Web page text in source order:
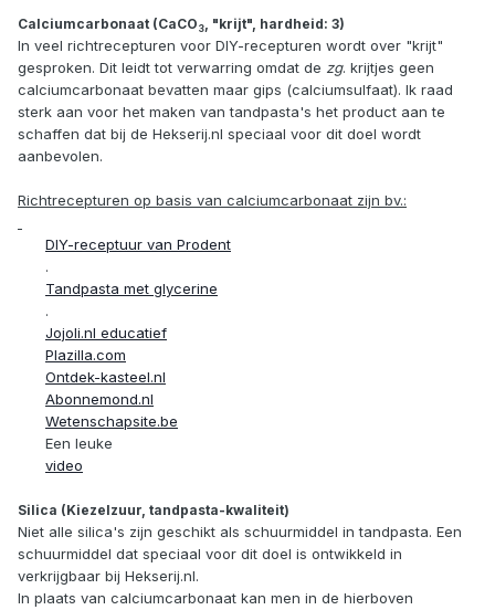
Calciumcarbonaat (CaCO3, "krijt", hardheid: 3)
In veel richtrecepturen voor DIY-recepturen wordt over "krijt"
gesproken. Dit leidt tot verwarring omdat de zg. krijtjes geen
calciumcarbonaat bevatten maar gips (calciumsulfaat). Ik raad
sterk aan voor het maken van tandpasta's het product aan te
schaffen dat bij de Hekserij.nl speciaal voor dit doel wordt
aanbevolen.
Richtrecepturen op basis van calciumcarbonaat zijn bv.:
DIY-receptuur van Prodent
.
Tandpasta met glycerine
.
Jojoli.nl educatief
Plazilla.com
Ontdek-kasteel.nl
Abonnemond.nl
Wetenschapsite.be
Een leuke
video
Silica (Kiezelzuur, tandpasta-kwaliteit)
Niet alle silica's zijn geschikt als schuurmiddel in tandpasta. Een
schuurmiddel dat speciaal voor dit doel is ontwikkeld in
verkrijgbaar bij Hekserij.nl.
In plaats van calciumcarbonaat kan men in de hierboven